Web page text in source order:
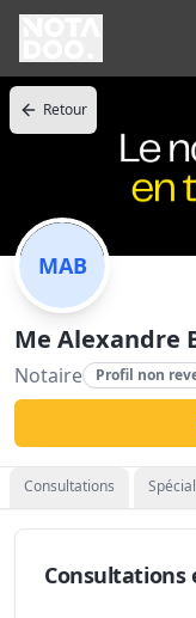
Retour
MAB
Me Alexandre
Notaire Profil non
Consultations
Consultations